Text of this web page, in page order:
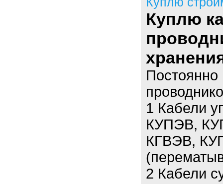
Куплю
Постоянно
1 Кабели
КУПЭВ,
КГВЭВ,
2 Кабели